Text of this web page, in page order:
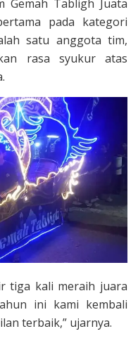
Gemah Tabligh Juata
pada kategori
satu anggota tim,
rasa syukur atas
tiga kali meraih juara
ini kami kembali
terbaik,” ujarnya.